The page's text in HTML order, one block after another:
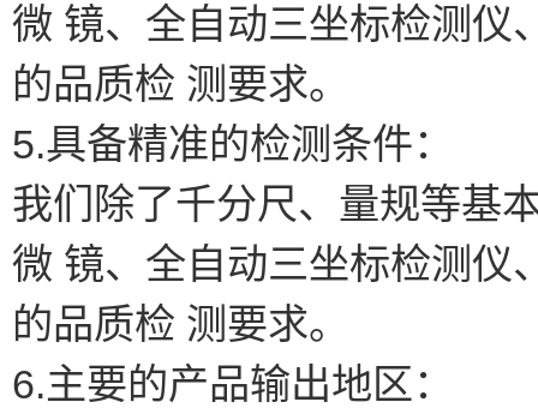
微 镜、全自动三坐标检测仪
的品质检 测要求。
5.具备精准的检测条件：
我们除了千分尺、量规等基
微 镜、全自动三坐标检测仪
的品质检 测要求。
6.主要的产品输出地区：